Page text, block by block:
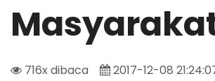
716x dibaca
2017-12-08